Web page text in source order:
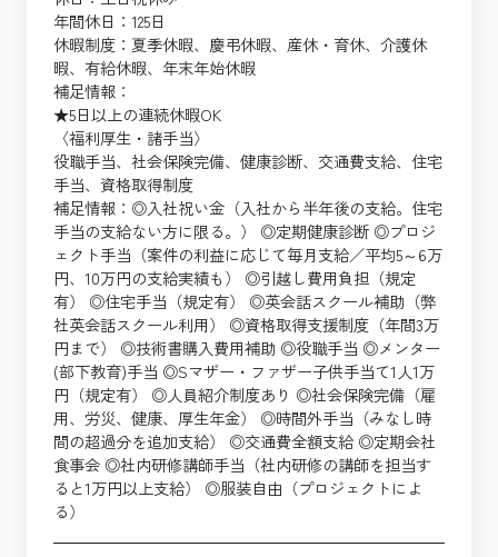
年間休日：125日
休暇制度：夏季休暇、慶弔休暇、産休・育休、介護休
暇、有給休暇、年末年始休暇
補足情報：
★5日以上の連続休暇OK
〈福利厚生・諸手当〉
役職手当、社会保険完備、健康診断、交通費支給、住宅
手当、資格取得制度
補足情報：◎入社祝い金（入社から半年後の支給。住宅
手当の支給ない方に限る。） ◎定期健康診断 ◎プロジ
ェクト手当（案件の利益に応じて毎月支給／平均5～6万
円、10万円の支給実績も） ◎引越し費用負担（規定
有） ◎住宅手当（規定有） ◎英会話スクール補助（弊
社英会話スクール利用） ◎資格取得支援制度（年間3万
円まで） ◎技術書購入費用補助 ◎役職手当 ◎メンター
(部下教育)手当 ◎Sマザー・ファザー子供手当て1人1万
円（規定有） ◎人員紹介制度あり ◎社会保険完備（雇
用、労災、健康、厚生年金） ◎時間外手当（みなし時
間の超過分を追加支給） ◎交通費全額支給 ◎定期会社
食事会 ◎社内研修講師手当（社内研修の講師を担当す
ると1万円以上支給） ◎服装自由（プロジェクトによ
る）